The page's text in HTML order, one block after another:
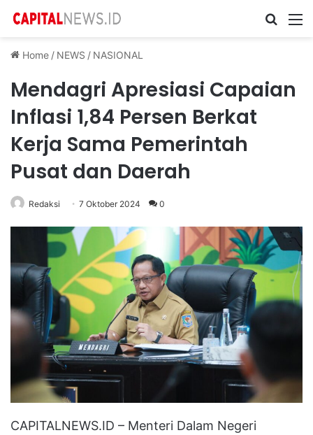
Cari ...
Home / NEWS / NASIONAL
Mendagri Apresiasi Capaian
Inflasi 1,84 Persen Berkat
Kerja Sama Pemerintah
Pusat dan Daerah
Redaksi 7 Oktober 2024 0
CAPITALNEWS.ID – Menteri Dalam Negeri